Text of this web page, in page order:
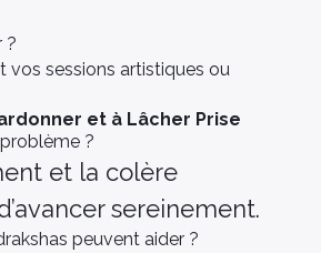
?
vos sessions artistiques ou
et à Lâcher Prise
?
et la colère
sereinement.
peuvent aider ?